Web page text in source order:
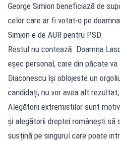
George Simion beneficiază de
celor care ar fi votat-o pe
Simion e de AUR pentru PSD.
Restul nu contează. Doamna
eșec personal, care din păcate
Diaconescu își oblojeste un
candidați, nu vor avea alt
Alegătorii extremistilor sunt
și alegătorii dreptei românești să
susțină pe singurul care poate